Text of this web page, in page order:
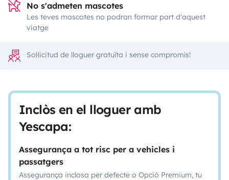
No s'admeten mascotes
Les teves mascotes no podran formar part d'aquest
viatge
Sol·licitud de lloguer gratuïta i sense compromís!
Inclòs en el lloguer amb
Yescapa:
Assegurança a tot risc per a vehicles i
passatgers
Assegurança inclosa per defecte o Opció Premium, tu